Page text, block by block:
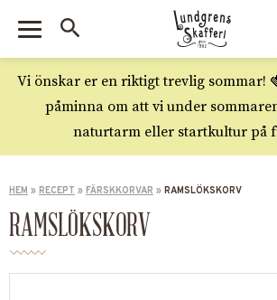
Vi önskar er en riktigt trevlig sommar!
påminna om att vi under
naturtarm eller startkultur på
HEM » RECEPT » FÄRSKKORVAR » RAMSLÖKSKORV
RAMSLÖKSKORV